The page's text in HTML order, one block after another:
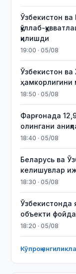
Ўзбекистон
қўллаб-
қилишди
19:00 · 05/08
Ўзбекистон
ҳамкорлигини
18:50 · 05/08
Фарғонада
олингани
18:40 · 05/08
Беларусь ва
келишувлар
18:30 · 05/08
Ўзбекистонда
объекти
18:20 · 05/08
Кўпроқ